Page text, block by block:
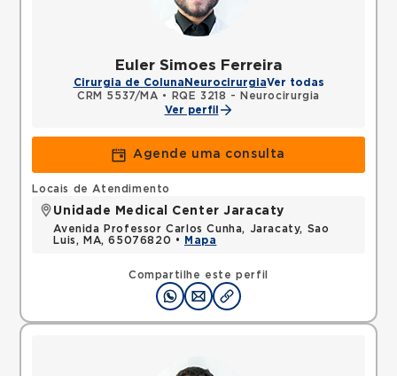
Euler Simoes Ferreira
Cirurgia de Coluna NeurocirurgiaVer todas
CRM 5537/MA •
RQE 3218 - Neurocirurgia
Ver perfil
Agende uma consulta
Compartilhe este perfil
Locais de Atendimento
Unidade Medical Center Jaracaty
Avenida Professor Carlos Cunha, Jaracaty, Sao
Luis, MA, 65076820 •
Mapa